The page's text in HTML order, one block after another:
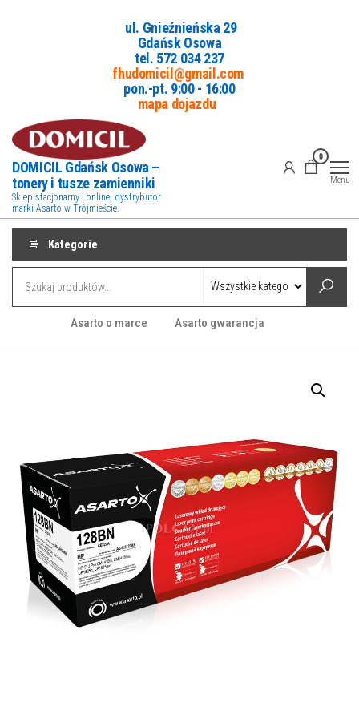
ul. Gnieźnieńska 29
Gdańsk Osowa
tel. 572 034 237
fhudomicil@gmail.com
pon.-pt. 9:00 - 16:00
mapa dojazdu
DOMICIL Gdańsk Osowa –
tonery i tusze zamienniki
Sklep stacjonarny i online, dystrybutor
marki Asarto w Trójmieście.
0
Menu
Kategorie
Asarto o marce Asarto gwarancja